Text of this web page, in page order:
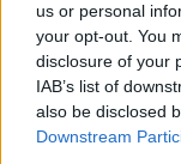
us or personal
your opt-out. You
disclosure of your
IAB’s list of
also be disclosed
Downstream
Το ExoMiner
τηλεσκοπίου
συμπέρασμα ότι
εξωπλανήτες